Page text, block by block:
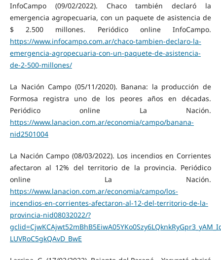
InfoCampo (09/02/2022). Chaco también declaró la
emergencia agropecuaria, con un paquete de asistencia de
$ 2.500 millones. Periódico online InfoCampo.
https://www.infocampo.com.ar/chaco-tambien-declaro-la-
emergencia-agropecuaria-con-un-paquete-de-asistencia-
de-2-500-millones/
La Nación Campo (05/11/2020). Banana: la producción de
Formosa registra uno de los peores años en décadas.
Periódico online La Nación.
https://www.lanacion.com.ar/economia/campo/banana-
nid2501004
La Nación Campo (08/03/2022). Los incendios en Corrientes
afectaron al 12% del territorio de la provincia. Periódico
online La Nación.
https://www.lanacion.com.ar/economia/campo/los-
incendios-en-corrientes-afectaron-al-12-del-territorio-de-la-
provincia-nid08032022/?
LUVRoC5gkQAvD_BwE